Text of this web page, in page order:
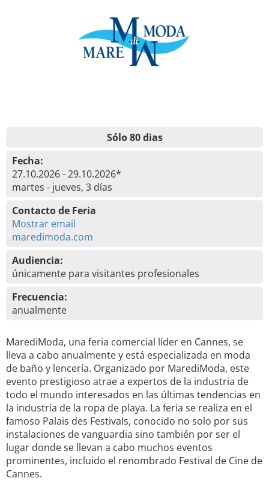
Sólo 80 dias
Fecha:
27.10.2026 - 29.10.2026*
martes - jueves, 3 días
Contacto de Feria
Mostrar email
maredimoda.com
Audiencia:
únicamente para visitantes profesionales
Frecuencia:
anualmente
MarediModa, una feria comercial líder en Cannes, se
lleva a cabo anualmente y está especializada en moda
de baño y lencería. Organizado por MarediModa, este
evento prestigioso atrae a expertos de la industria de
todo el mundo interesados en las últimas tendencias en
la industria de la ropa de playa. La feria se realiza en el
famoso Palais des Festivals, conocido no solo por sus
instalaciones de vanguardia sino también por ser el
lugar donde se llevan a cabo muchos eventos
prominentes, incluido el renombrado Festival de Cine de
Cannes.